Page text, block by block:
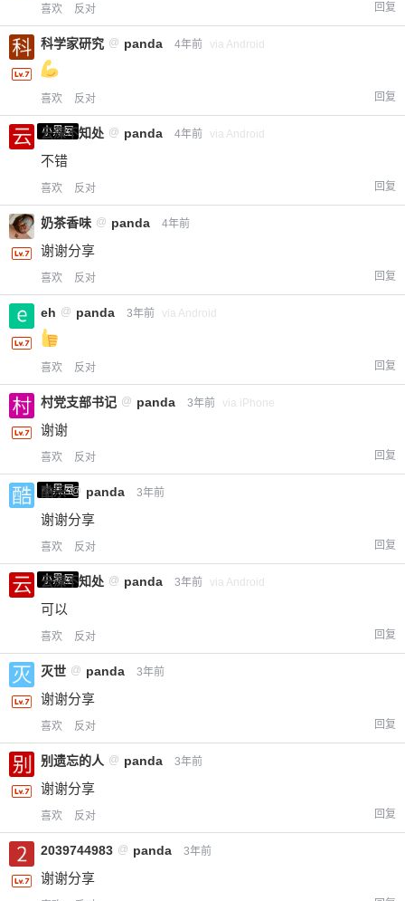
喜欢 反对 回复
科学家研究 @ panda 4年前 via Android
喜欢 反对 回复
小黑屋
云深不知处 @ panda 4年前 via Android
不错
喜欢 反对 回复
奶茶香味 @ panda 4年前
谢谢分享
喜欢 反对 回复
eh @ panda 3年前 via Android
喜欢 反对 回复
村党支部书记 @ panda 3年前 via iPhone
谢谢
喜欢 反对 回复
小黑屋
酷乐 @ panda 3年前
谢谢分享
喜欢 反对 回复
小黑屋
云深不知处 @ panda 3年前 via Android
可以
喜欢 反对 回复
灭世 @ panda 3年前
谢谢分享
喜欢 反对 回复
别遗忘的人 @ panda 3年前
谢谢分享
喜欢 反对 回复
2039744983 @ panda 3年前
谢谢分享